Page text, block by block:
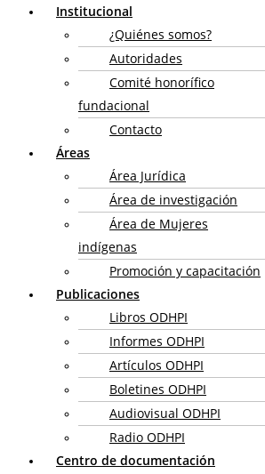
Institucional
¿Quiénes somos?
Autoridades
Comité honorífico
fundacional
Contacto
Áreas
Área Jurídica
Área de investigación
Área de Mujeres
indígenas
Promoción y capacitación
Publicaciones
Libros ODHPI
Informes ODHPI
Artículos ODHPI
Boletines ODHPI
Audiovisual ODHPI
Radio ODHPI
Centro de documentación